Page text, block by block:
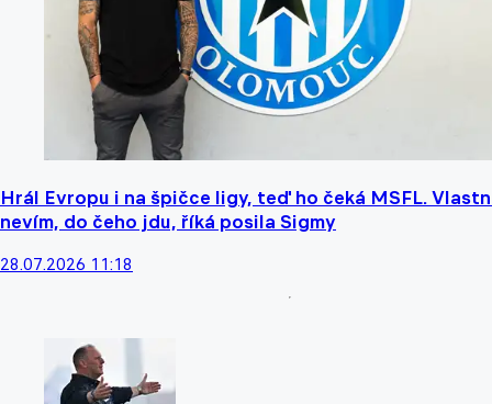
Hrál Evropu i na špičce ligy, teď ho čeká MSFL.
nevím, do čeho jdu, říká posila Sigmy
28.07.2026 11:18